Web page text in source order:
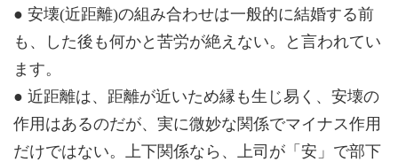
● 安壊(近距離)の組み合わせは一般的に結婚する前
も、した後も何かと苦労が絶えない。と言われてい
ます。
● 近距離は、距離が近いため縁も生じ易く、安壊の
作用はあるのだが、実に微妙な関係でマイナス作用
だけではない。上下関係なら、上司が「安」で部下